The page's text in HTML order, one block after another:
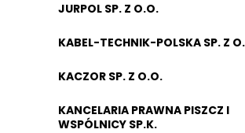
JURPOL SP. Z O.O.
KABEL-TECHNIK-POLSKA SP. Z
KACZOR SP. Z O.O.
KANCELARIA PRAWNA PISZCZ I
WSPÓLNICY SP.K.